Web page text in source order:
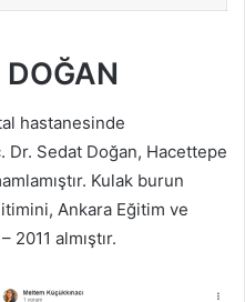
hastanesinde
Sedat Doğan, Hacettepe
Kulak burun
Ankara Eğitim ve
2011 almıştır.